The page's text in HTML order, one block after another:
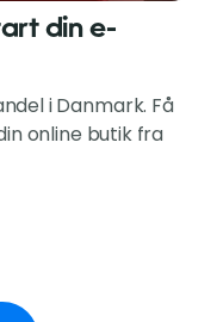
din e-
i Danmark. Få
online butik fra